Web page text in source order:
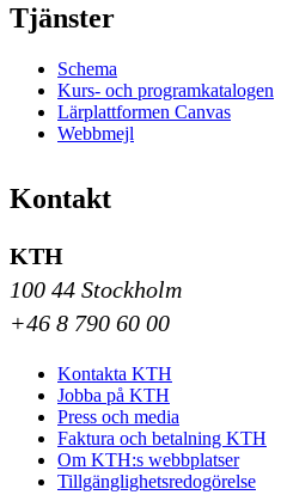
Tjänster
Schema
Kurs- och programkatalogen
Lärplattformen Canvas
Webbmejl
Kontakt
KTH
100 44 Stockholm
+46 8 790 60 00
Kontakta KTH
Jobba på KTH
Press och media
Faktura och betalning KTH
Om KTH:s webbplatser
Tillgänglighetsredogörelse